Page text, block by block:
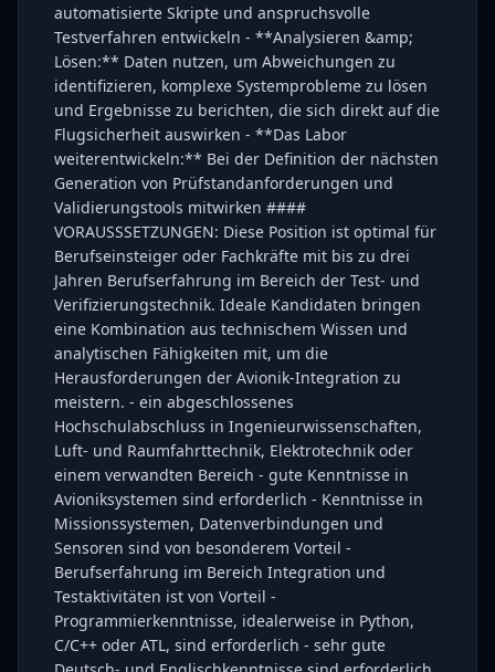
automatisierte Skripte und anspruchsvolle
Testverfahren entwickeln - **Analysieren &amp;
Lösen:** Daten nutzen, um Abweichungen zu
identifizieren, komplexe Systemprobleme zu lösen
und Ergebnisse zu berichten, die sich direkt auf die
Flugsicherheit auswirken - **Das Labor
weiterentwickeln:** Bei der Definition der nächsten
Generation von Prüfstandanforderungen und
Validierungstools mitwirken ####
VORAUSSSETZUNGEN: Diese Position ist optimal für
Berufseinsteiger oder Fachkräfte mit bis zu drei
Jahren Berufserfahrung im Bereich der Test- und
Verifizierungstechnik. Ideale Kandidaten bringen
eine Kombination aus technischem Wissen und
analytischen Fähigkeiten mit, um die
Herausforderungen der Avionik-Integration zu
meistern. - ein abgeschlossenes
Hochschulabschluss in Ingenieurwissenschaften,
Luft- und Raumfahrttechnik, Elektrotechnik oder
einem verwandten Bereich - gute Kenntnisse in
Avioniksystemen sind erforderlich - Kenntnisse in
Missionssystemen, Datenverbindungen und
Sensoren sind von besonderem Vorteil -
Berufserfahrung im Bereich Integration und
Testaktivitäten ist von Vorteil -
Programmierkenntnisse, idealerweise in Python,
C/C++ oder ATL, sind erforderlich - sehr gute